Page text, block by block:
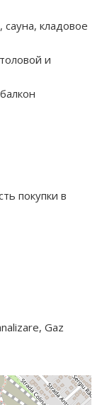
кладовое
и
покупки в
Gaz